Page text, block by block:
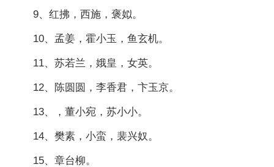
9、红拂，西施，褒姒。
10、孟姜，霍小玉，鱼玄机。
11、苏若兰，娥皇，女英。
12、陈圆圆，李香君，卞玉京。
13、，董小宛，苏小小。
14、樊素，小蛮，裴兴奴。
15、章台柳。